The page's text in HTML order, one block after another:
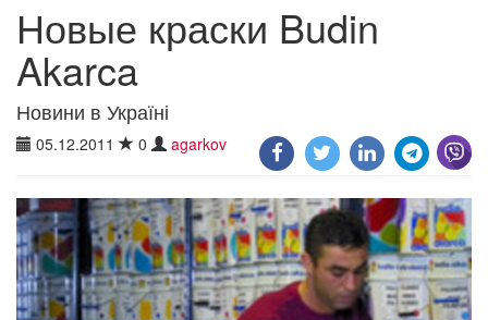
Новые краски Budin
Akarca
Новини в Україні
05.12.2011 0 agarkov